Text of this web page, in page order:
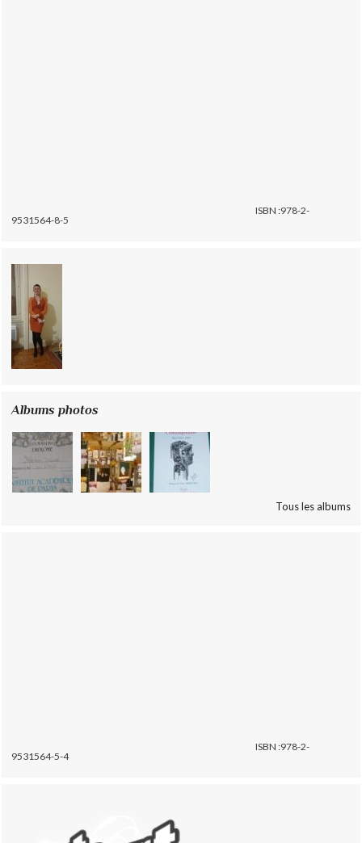
ISBN :978-2-
9531564-8-5
Albums photos
Tous les albums
ISBN :978-2-
9531564-5-4